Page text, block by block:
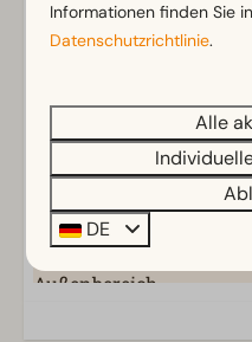
WLAN (gratis)
Separate Toiletten: 1
Badezimmer unten: 1
Dusche
Außenbereich
Informationen finden Sie
Datenschutzrichtlinie.
Alle
DE